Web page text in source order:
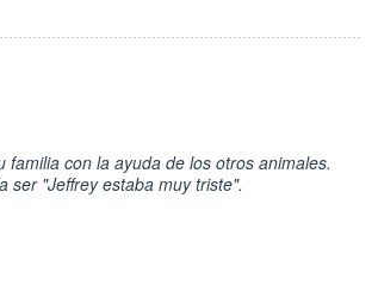
con la ayuda de los otros animales.
ser "Jeffrey estaba muy triste".